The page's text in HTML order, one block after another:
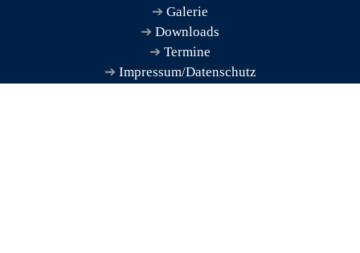
Galerie
Downloads
Termine
Impressum/Datenschutz